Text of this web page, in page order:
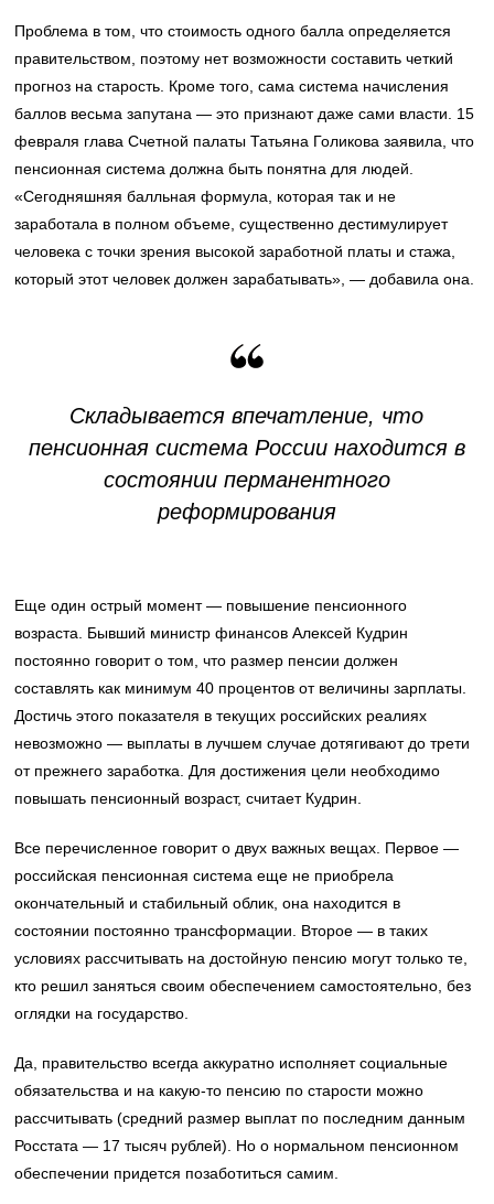
Проблема в том, что стоимость одного балла определяется
правительством, поэтому нет возможности составить четкий
прогноз на старость. Кроме того, сама система начисления
баллов весьма запутана — это признают даже сами власти. 15
февраля глава Счетной палаты Татьяна Голикова заявила, что
пенсионная система должна быть понятна для людей.
«Сегодняшняя балльная формула, которая так и не
заработала в полном объеме, существенно дестимулирует
человека с точки зрения высокой заработной платы и стажа,
который этот человек должен зарабатывать», — добавила она.
Складывается впечатление, что
пенсионная система России находится в
состоянии перманентного
реформирования
Еще один острый момент — повышение пенсионного
возраста. Бывший министр финансов Алексей Кудрин
постоянно говорит о том, что размер пенсии должен
составлять как минимум 40 процентов от величины зарплаты.
Достичь этого показателя в текущих российских реалиях
невозможно — выплаты в лучшем случае дотягивают до трети
от прежнего заработка. Для достижения цели необходимо
повышать пенсионный возраст, считает Кудрин.
Все перечисленное говорит о двух важных вещах. Первое —
российская пенсионная система еще не приобрела
окончательный и стабильный облик, она находится в
состоянии постоянно трансформации. Второе — в таких
условиях рассчитывать на достойную пенсию могут только те,
кто решил заняться своим обеспечением самостоятельно, без
оглядки на государство.
Да, правительство всегда аккуратно исполняет социальные
обязательства и на какую-то пенсию по старости можно
рассчитывать (средний размер выплат по последним данным
Росстата — 17 тысяч рублей). Но о нормальном пенсионном
обеспечении придется позаботиться самим.